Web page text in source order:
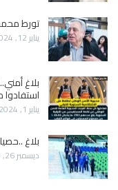
تورط
يناير 12, 2024
يناير 1, 2024
بلاغ
ديسمبر 26, 2023